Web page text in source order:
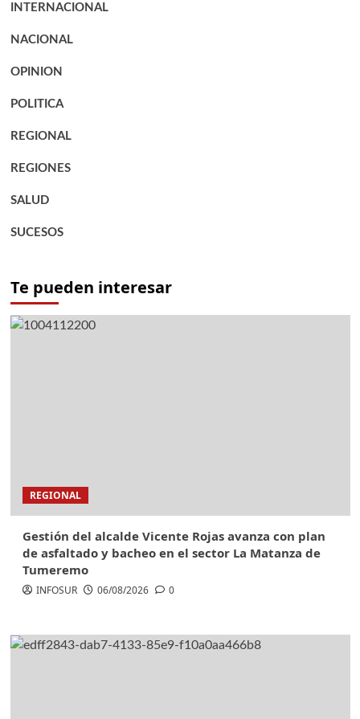
INTERNACIONAL
NACIONAL
OPINION
POLITICA
REGIONAL
REGIONES
SALUD
SUCESOS
Te pueden interesar
REGIONAL
Gestión del alcalde Vicente Rojas avanza con plan
de asfaltado y bacheo en el sector La Matanza de
Tumeremo
INFOSUR 06/08/2026 0